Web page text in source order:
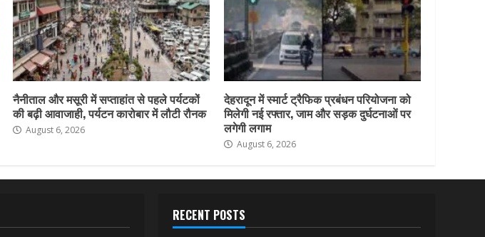
नैनीताल और मसूरी में सप्ताहांत से पहले पर्यटकों
की बढ़ी आवाजाही, पर्यटन कारोबार में लौटी रौनक
August 6, 2026
देहरादून में स्मार्ट ट्रैफिक प्रबंधन परियोजना को
मिलेगी नई रफ्तार, जाम और सड़क दुर्घटनाओं पर
लगेगी लगाम
August 6, 2026
RECENT POSTS